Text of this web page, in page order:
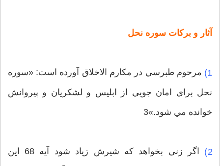
آثار و بركات سوره نحل
1) مرحوم طبرسي در مكارم الاخلاق آورده است: «سوره
نحل براي امان جويي از ابليس و لشكريان و پيروانش
خوانده مي شود.»3
2) اگر زني بخواهد كه شيرش زياد شود آيه 68 اين